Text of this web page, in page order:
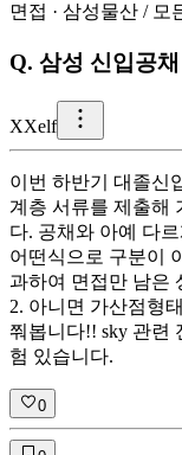
면접 · 삼성물산 / 모
Q. 삼성 신입공
XXelf
이번 하반기 대졸신
계층 서류를 제출해
다. 공채와 아예 다
어떤식으로 구분이
과하여 면접만 남은
2. 아니면 가산점형
쭤봅니다!! sky 관련
험 있습니다.
0